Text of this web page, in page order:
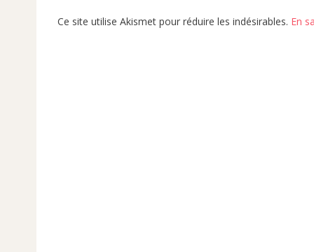
Ce site utilise Akismet pour réduire les indésirables. En